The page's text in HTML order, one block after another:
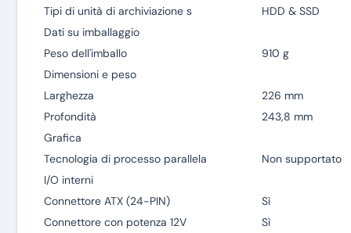
Tipi di unità di archiviazione s
HDD & SSD
Dati su imballaggio
Peso dell'imballo
910 g
Dimensioni e peso
Larghezza
226 mm
Profondità
243,8 mm
Grafica
Tecnologia di processo parallela
Non supportato
I/O interni
Connettore ATX (24-PIN)
Sì
Connettore con potenza 12V
Sì